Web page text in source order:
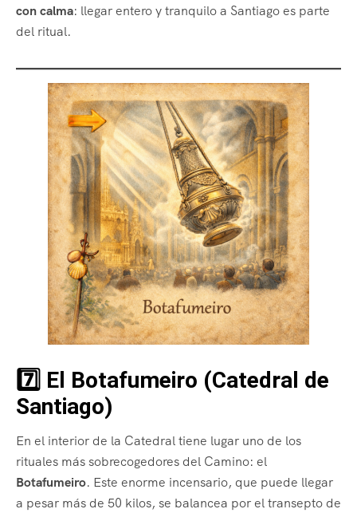
con calma: llegar entero y tranquilo a Santiago es parte
del ritual.
7️⃣ El Botafumeiro (Catedral de
Santiago)
En el interior de la Catedral tiene lugar uno de los
rituales más sobrecogedores del Camino: el
Botafumeiro. Este enorme incensario, que puede llegar
a pesar más de 50 kilos, se balancea por el transepto de